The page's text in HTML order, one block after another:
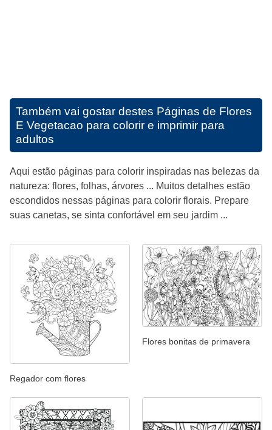
Também vai gostar destes Páginas de Flores
E Vegetacao para colorir e imprimir para
adultos
Aqui estão páginas para colorir inspiradas nas belezas da
natureza: flores, folhas, árvores ... Muitos detalhes estão
escondidos nessas páginas para colorir florais. Prepare
suas canetas, se sinta confortável em seu jardim ...
Regador com flores
Flores bonitas de primavera